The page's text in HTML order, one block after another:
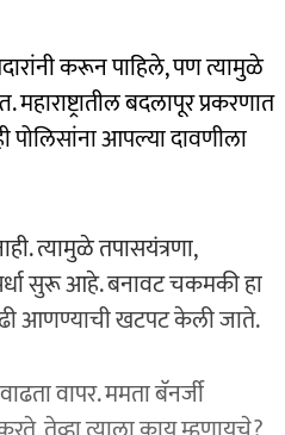
करून पाहिले, पण त्यामुळे
बदलापूर प्रकरणात
आपल्या दावणीला
त्यामुळे तपासयंत्रणा,
सुरू आहे. बनावट चकमकी हा
आणण्याची खटपट केली जाते.
वापर. ममता बॅनर्जी